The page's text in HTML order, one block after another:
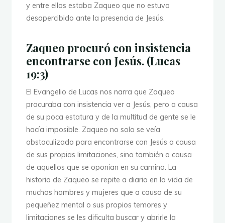
y entre ellos estaba Zaqueo que no estuvo
desapercibido ante la presencia de Jesús.
Zaqueo procuró con insistencia
encontrarse con Jesús. (Lucas
19:3)
El Evangelio de Lucas nos narra que Zaqueo
procuraba con insistencia ver a Jesús, pero a causa
de su poca estatura y de la multitud de gente se le
hacía imposible. Zaqueo no solo se veía
obstaculizado para encontrarse con Jesús a causa
de sus propias limitaciones, sino también a causa
de aquellos que se oponían en su camino. La
historia de Zaqueo se repite a diario en la vida de
muchos hombres y mujeres que a causa de su
pequeñez mental o sus propios temores y
limitaciones se les dificulta buscar y abrirle la